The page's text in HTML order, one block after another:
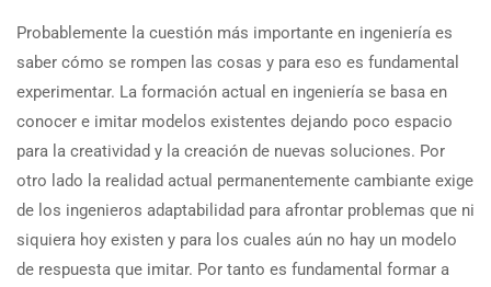
Probablemente la cuestión más importante en ingeniería es
saber cómo se rompen las cosas y para eso es fundamental
experimentar. La formación actual en ingeniería se basa en
conocer e imitar modelos existentes dejando poco espacio
para la creatividad y la creación de nuevas soluciones. Por
otro lado la realidad actual permanentemente cambiante exige
de los ingenieros adaptabilidad para afrontar problemas que ni
siquiera hoy existen y para los cuales aún no hay un modelo
de respuesta que imitar. Por tanto es fundamental formar a